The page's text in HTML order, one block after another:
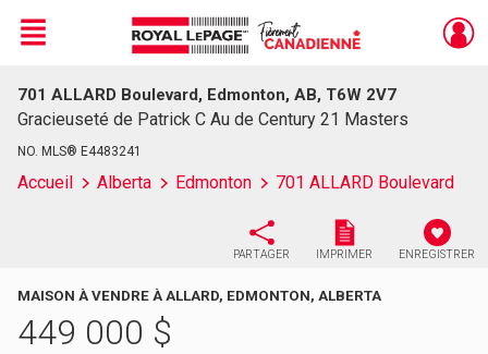
Live
En Direct
Menu
701 ALLARD Boulevard, Edmonton, AB, T6W 2V7
Gracieuseté de Patrick C Au de Century 21 Masters
NO. MLS® E4483241
Accueil Alberta Edmonton 701 ALLARD Boulevard
PARTAGER IMPRIMER ENREGISTRER
MAISON À VENDRE À ALLARD, EDMONTON, ALBERTA
449 000 $